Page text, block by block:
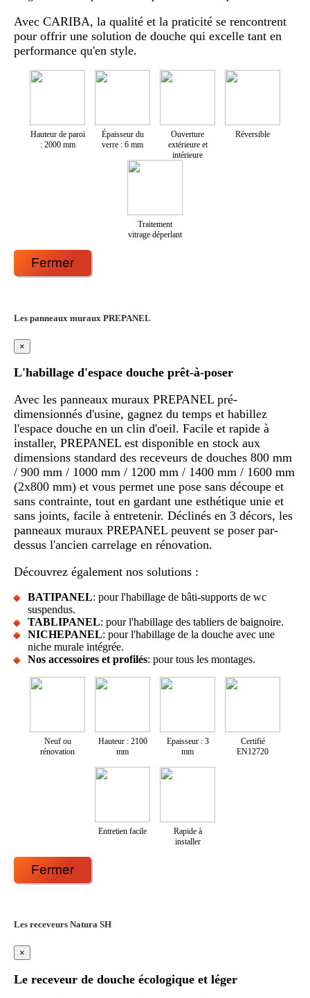
Avec CARIBA, la qualité et la praticité se rencontrent
pour offrir une solution de douche qui excelle tant en
performance qu'en style.
Hauteur de paroi
: 2000 mm
Épaisseur du
verre : 6 mm
Ouverture
extérieure et
intérieure
Réversible
Traitement
vitrage déperlant
Fermer
Les panneaux muraux PREPANEL
×
L'habillage d'espace douche prêt-à-poser
Avec les panneaux muraux PREPANEL pré-
dimensionnés d'usine, gagnez du temps et habillez
l'espace douche en un clin d'oeil. Facile et rapide à
installer, PREPANEL est disponible en stock aux
dimensions standard des receveurs de douches 800 mm
/ 900 mm / 1000 mm / 1200 mm / 1400 mm / 1600 mm
(2x800 mm) et vous permet une pose sans découpe et
sans contrainte, tout en gardant une esthétique unie et
sans joints, facile à entretenir. Déclinés en 3 décors, les
panneaux muraux PREPANEL peuvent se poser par-
dessus l'ancien carrelage en rénovation.
Découvrez également nos solutions :
BATIPANEL: pour l'habillage de bâti-supports de wc
suspendus.
TABLIPANEL: pour l'habillage des tabliers de baignoire.
NICHEPANEL: pour l'habillage de la douche avec une
niche murale intégrée.
Nos accessoires et profilés: pour tous les montages.
Neuf ou
rénovation
Hauteur : 2100
mm
Epaisseur : 3
mm
Certifié
EN12720
Entretien facile
Rapide à
installer
Fermer
Les receveurs Natura SH
×
Le receveur de douche écologique et léger